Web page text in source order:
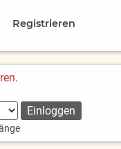
Registrieren
.